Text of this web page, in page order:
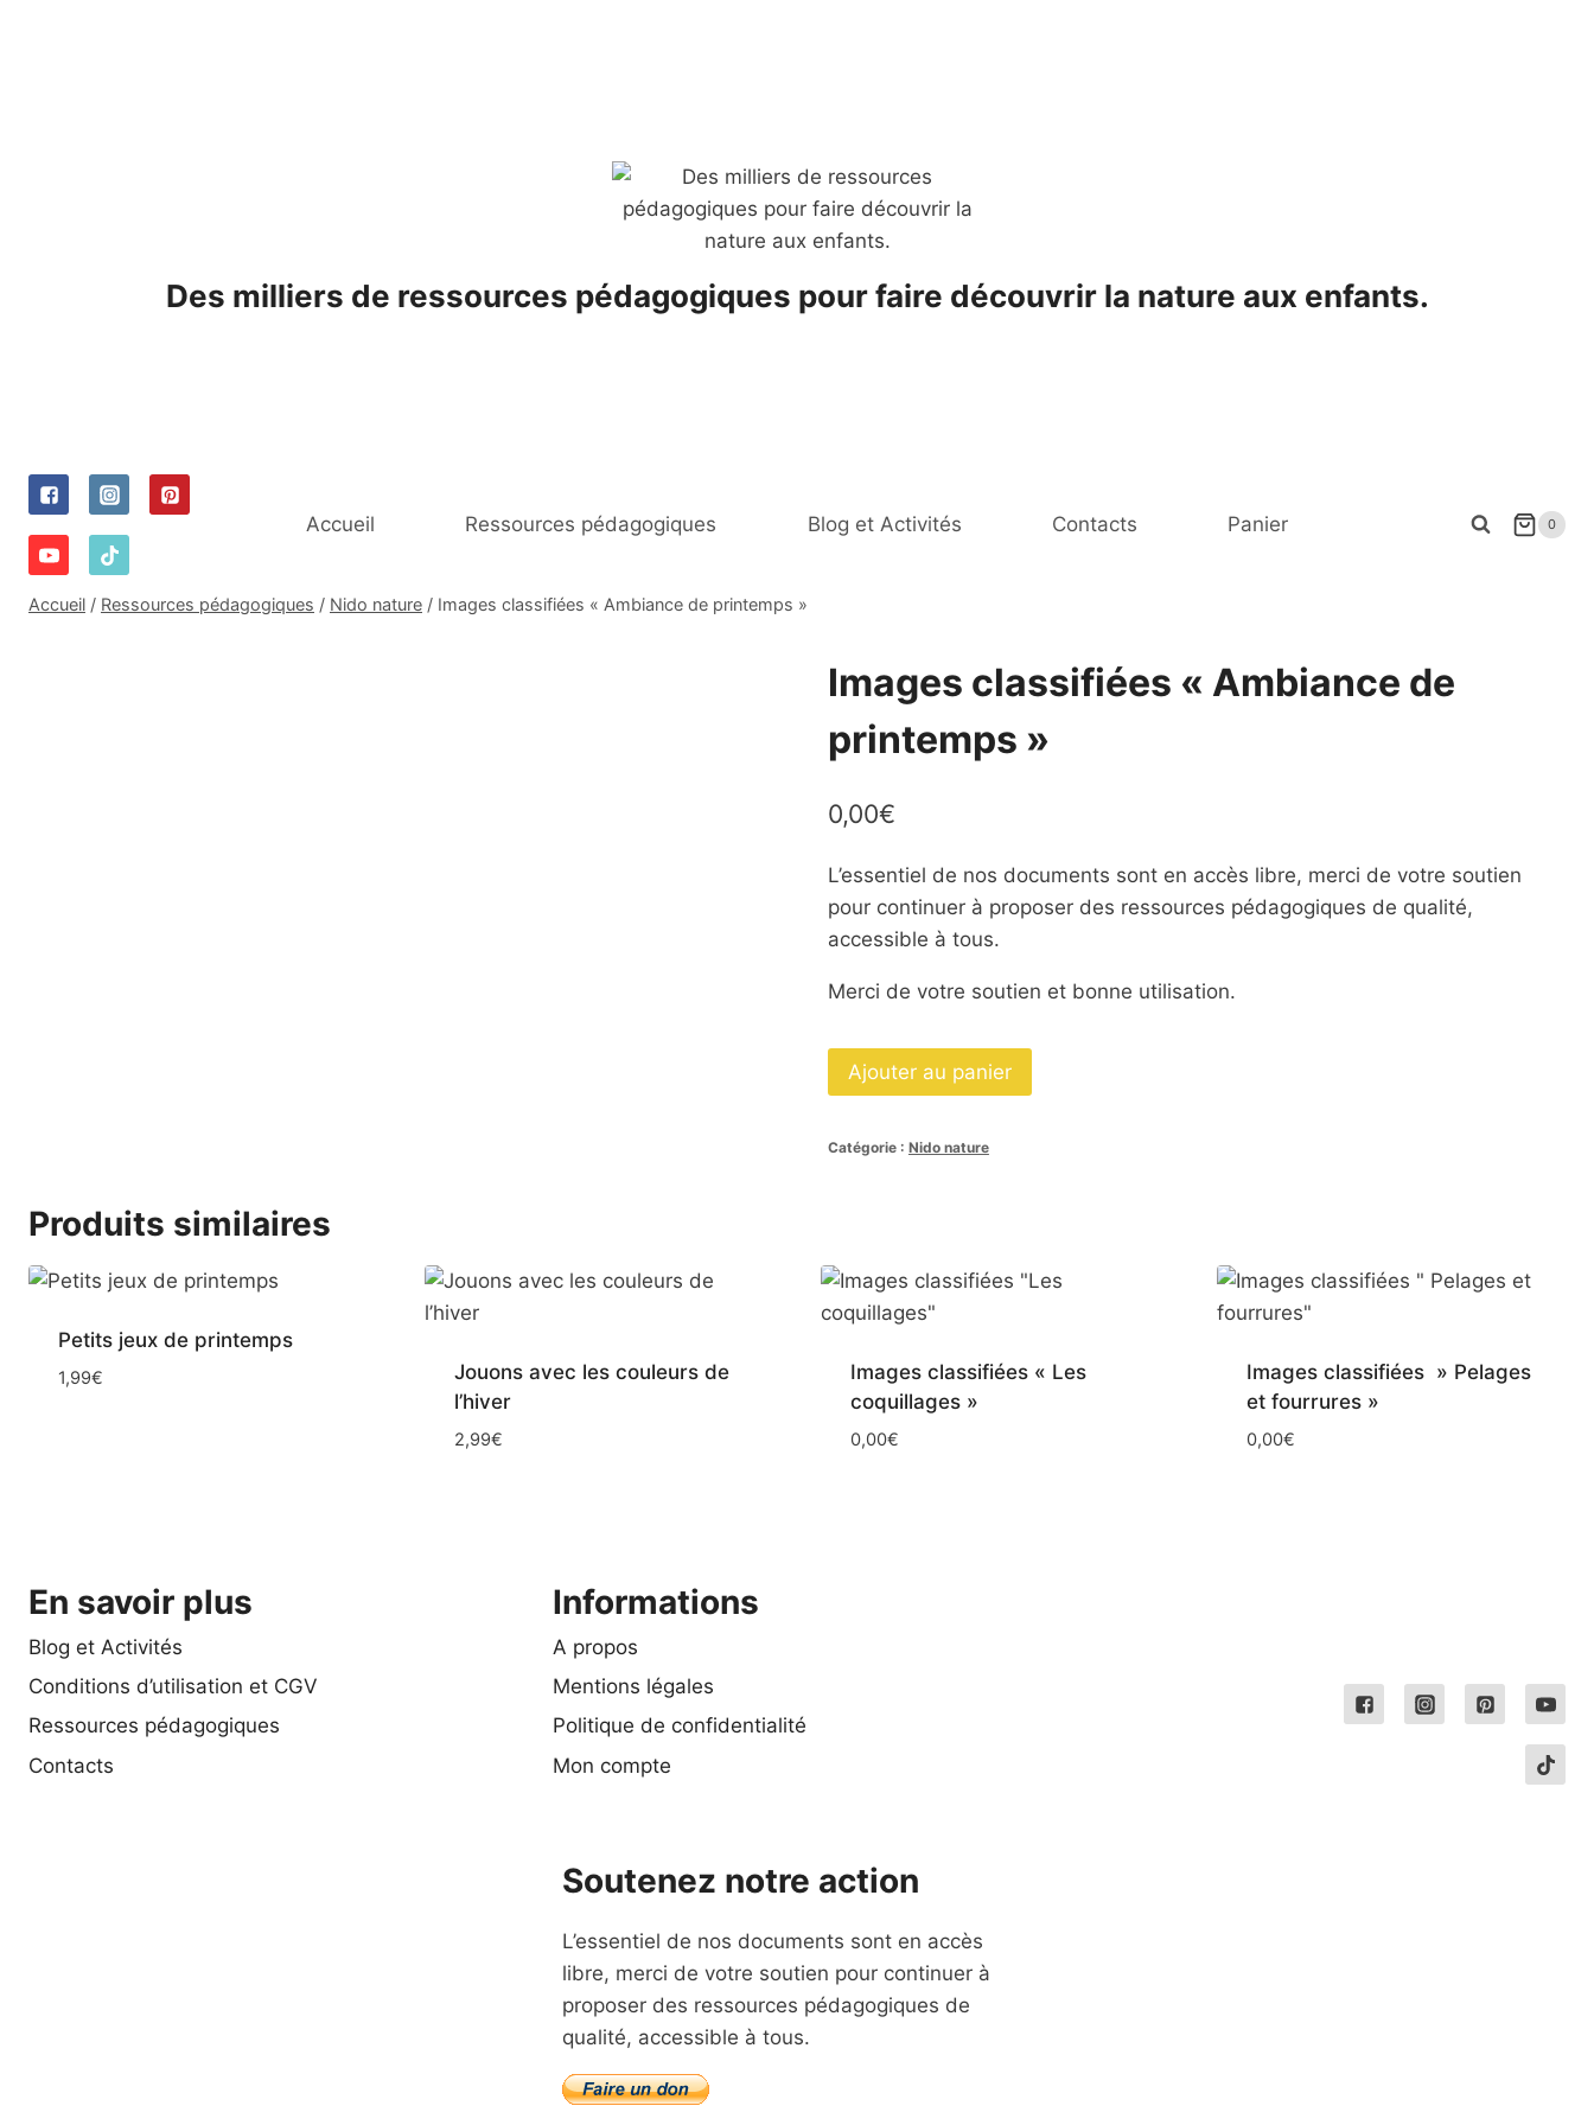
Des milliers de ressources pédagogiques pour faire découvrir la nature aux enfants.
Accueil Ressources pédagogiques Blog et Activités Contacts Panier 0
Accueil / Ressources pédagogiques / Nido nature / Images classifiées « Ambiance de printemps »
Images classifiées « Ambiance de
printemps »
0,00€
L’essentiel de nos documents sont en accès libre, merci de votre soutien
pour continuer à proposer des ressources pédagogiques de qualité,
accessible à tous.
Merci de votre soutien et bonne utilisation.
quantité
de
classifiées
Ajouter au panier
Catégorie : Nido nature
Produits similaires
Petits jeux de printemps
1,99€
Jouons avec les couleurs de
l’hiver
2,99€
Images classifiées « Les
coquillages »
0,00€
Images classifiées » Pelages
et fourrures »
0,00€
En savoir plus
Blog et Activités
Conditions d’utilisation et CGV
Ressources pédagogiques
Contacts
Informations
A propos
Mentions légales
Politique de confidentialité
Mon compte
Soutenez notre action
L’essentiel de nos documents sont en accès
libre, merci de votre soutien pour continuer à
proposer des ressources pédagogiques de
qualité, accessible à tous.